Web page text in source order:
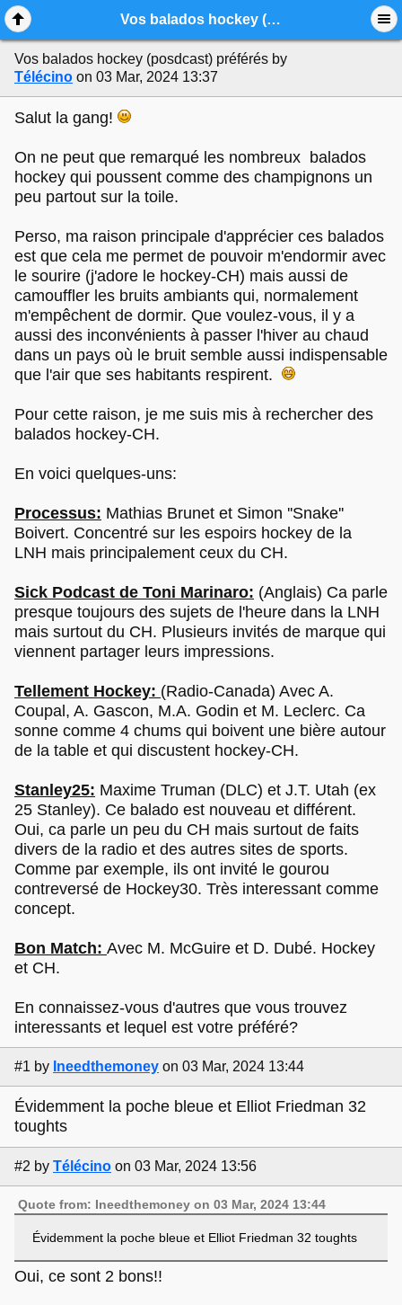
Vos balados hockey (posdcast) préférés
Vos balados hockey (posdcast) préférés by
Télécino on 03 Mar, 2024 13:37
Salut la gang!
On ne peut que remarqué les nombreux balados
hockey qui poussent comme des champignons un
peu partout sur la toile.
Perso, ma raison principale d'apprécier ces balados
est que cela me permet de pouvoir m'endormir avec
le sourire (j'adore le hockey-CH) mais aussi de
camouffler les bruits ambiants qui, normalement
m'empêchent de dormir. Que voulez-vous, il y a
aussi des inconvénients à passer l'hiver au chaud
dans un pays où le bruit semble aussi indispensable
que l'air que ses habitants respirent.
Pour cette raison, je me suis mis à rechercher des
balados hockey-CH.
En voici quelques-uns:
Processus: Mathias Brunet et Simon ''Snake''
Boivert. Concentré sur les espoirs hockey de la
LNH mais principalement ceux du CH.
Sick Podcast de Toni Marinaro: (Anglais) Ca parle
presque toujours des sujets de l'heure dans la LNH
mais surtout du CH. Plusieurs invités de marque qui
viennent partager leurs impressions.
Tellement Hockey: (Radio-Canada) Avec A.
Coupal, A. Gascon, M.A. Godin et M. Leclerc. Ca
sonne comme 4 chums qui boivent une bière autour
de la table et qui discustent hockey-CH.
Stanley25: Maxime Truman (DLC) et J.T. Utah (ex
25 Stanley). Ce balado est nouveau et différent.
Oui, ca parle un peu du CH mais surtout de faits
divers de la radio et des autres sites de sports.
Comme par exemple, ils ont invité le gourou
contreversé de Hockey30. Très interessant comme
concept.
Bon Match: Avec M. McGuire et D. Dubé. Hockey
et CH.
En connaissez-vous d'autres que vous trouvez
interessants et lequel est votre préféré?
#1 by Ineedthemoney on 03 Mar, 2024 13:44
Évidemment la poche bleue et Elliot Friedman 32
toughts
#2 by Télécino on 03 Mar, 2024 13:56
Quote from: Ineedthemoney on 03 Mar, 2024 13:44
Évidemment la poche bleue et Elliot Friedman 32 toughts
Oui, ce sont 2 bons!!